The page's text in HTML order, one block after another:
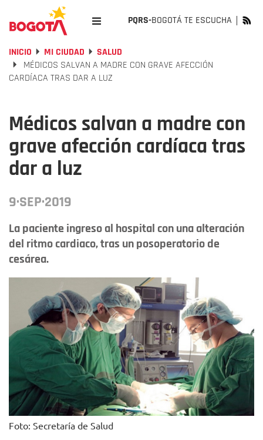
PQRS-BOGOTÁ TE ESCUCHA
INICIO MI CIUDAD
SALUD
MÉDICOS SALVAN A MADRE CON GRAVE AFECCIÓN
CARDÍACA TRAS DAR A LUZ
Médicos salvan a madre con
grave afección cardíaca tras
dar a luz
9·SEP·2019
La paciente ingreso al hospital con una alteración
del ritmo cardiaco, tras un posoperatorio de
cesárea.
Foto: Secretaría de Salud